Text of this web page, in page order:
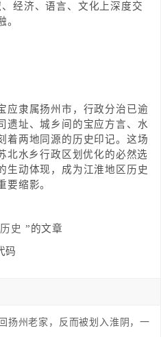
经济、语言、文化上深度交
。
应隶属扬州市，行政分治已逾
遗址、城乡间的宝应方言、水
着两地同源的历史印记。这场
北水乡行政区划优化的必然选
生动体现，成为江淮地区历史
要缩影。
史 ”的文章
码
扬州老家，反而被划入淮阴，一